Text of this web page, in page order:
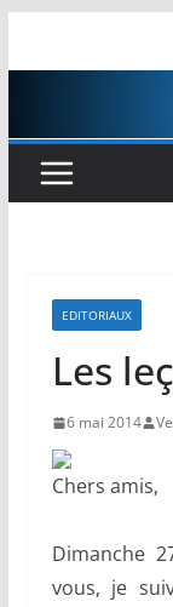
EDITORIAUX
Les
6 mai 2014
Chers amis,
Dimanche
vous, je